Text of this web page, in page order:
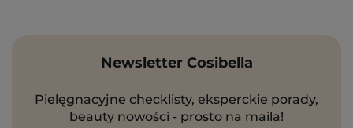
Newsletter Cosibella
Pielęgnacyjne checklisty, eksperckie porady,
beauty nowości - prosto na maila!